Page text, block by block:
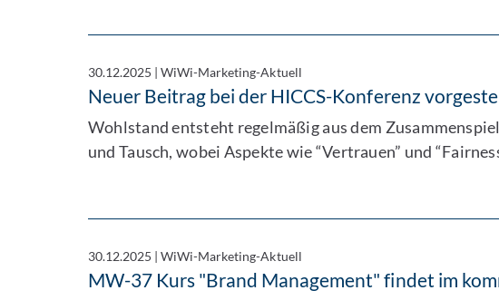
30.12.2025 |WiWi-Marketing-Aktuell
Neuer Beitrag bei der HICCS-Konferenz
Wohlstand entsteht regelmäßig aus dem
und Tausch, wobei Aspekte wie “Vertrauen” und
30.12.2025 |WiWi-Marketing-Aktuell
MW-37 Kurs "Brand Management" findet im